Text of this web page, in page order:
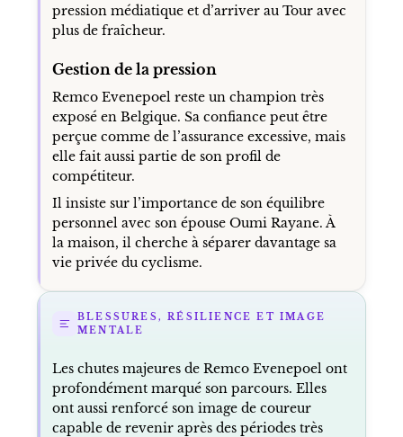
pression médiatique et d’arriver au Tour avec
plus de fraîcheur.
Gestion de la pression
Remco Evenepoel reste un champion très
exposé en Belgique. Sa confiance peut être
perçue comme de l’assurance excessive, mais
elle fait aussi partie de son profil de
compétiteur.
Il insiste sur l’importance de son équilibre
personnel avec son épouse Oumi Rayane. À
la maison, il cherche à séparer davantage sa
vie privée du cyclisme.
BLESSURES, RÉSILIENCE ET IMAGE
MENTALE
Les chutes majeures de Remco Evenepoel ont
profondément marqué son parcours. Elles
ont aussi renforcé son image de coureur
capable de revenir après des périodes très